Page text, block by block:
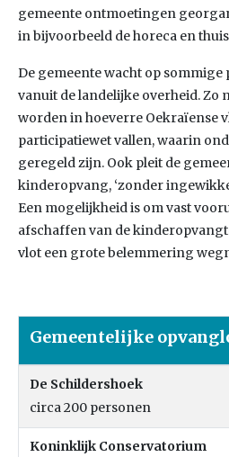
gemeente ontmoetingen
in bijvoorbeeld de horeca en
De gemeente wacht op
vanuit de landelijke overheid. Zo
worden in hoeverre Oekraïense
participatiewet vallen, waarin
geregeld zijn. Ook pleit de
kinderopvang, ‘zonder
Een mogelijkheid is om vast
afschaffen van de
vlot een grote belemmering
Gemeentelijke
De Schildershoek
circa 200 personen
Koninklijk Conservatorium